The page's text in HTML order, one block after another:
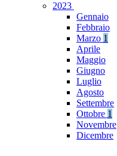
2023
Gennaio
Febbraio
Marzo 1
Aprile
Maggio
Giugno
Luglio
Agosto
Settembre
Ottobre 1
Novembre
Dicembre